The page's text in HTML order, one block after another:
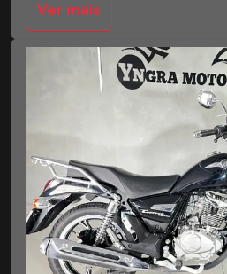
Ver mais